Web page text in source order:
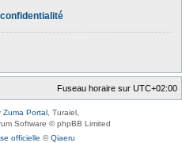
Fuseau horaire sur UTC+02:00
Zuma Portal , Turaiel,
Software © phpBB Limited
officielle ©Qiaeru